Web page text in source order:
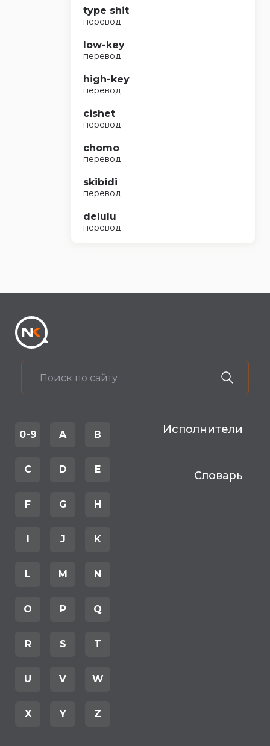
type shit
перевод
low-key
перевод
high-key
перевод
cishet
перевод
chomo
перевод
skibidi
перевод
delulu
перевод
0-9 A B
C D E
F G H
I J K
L M N
O P Q
R S T
U V W
X Y Z
Исполнители
Словарь